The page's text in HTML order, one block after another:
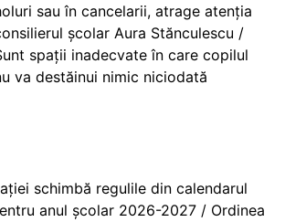
sau în cancelarii, atrage atenția
școlar Aura Stănculescu /
spații inadecvate în care copilul
va destăinui nimic niciodată
schimbă regulile din calendarul
anul școlar 2026-2027 / Ordinea